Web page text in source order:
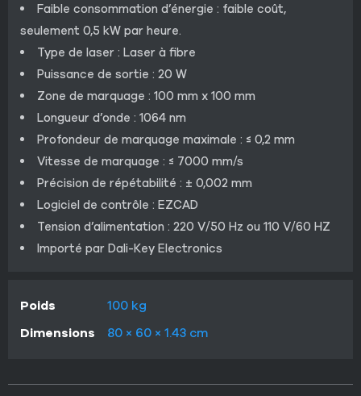
Faible consommation d’énergie : faible coût,
seulement 0,5 kW par heure.
Type de laser : Laser à fibre
Puissance de sortie : 20 W
Zone de marquage : 100 mm x 100 mm
Longueur d’onde : 1064 nm
Profondeur de marquage maximale : ≤ 0,2 mm
Vitesse de marquage : ≤ 7000 mm/s
Précision de répétabilité : ± 0,002 mm
Logiciel de contrôle : EZCAD
Tension d’alimentation : 220 V/50 Hz ou 110 V/60 HZ
Importé par Dali-Key Electronics
Poids
100 kg
Dimensions
80 × 60 × 1.43 cm